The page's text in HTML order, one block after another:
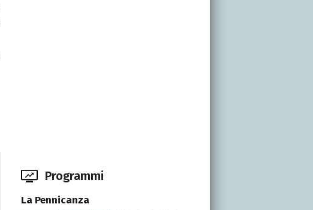
Programmi
La Pennicanza